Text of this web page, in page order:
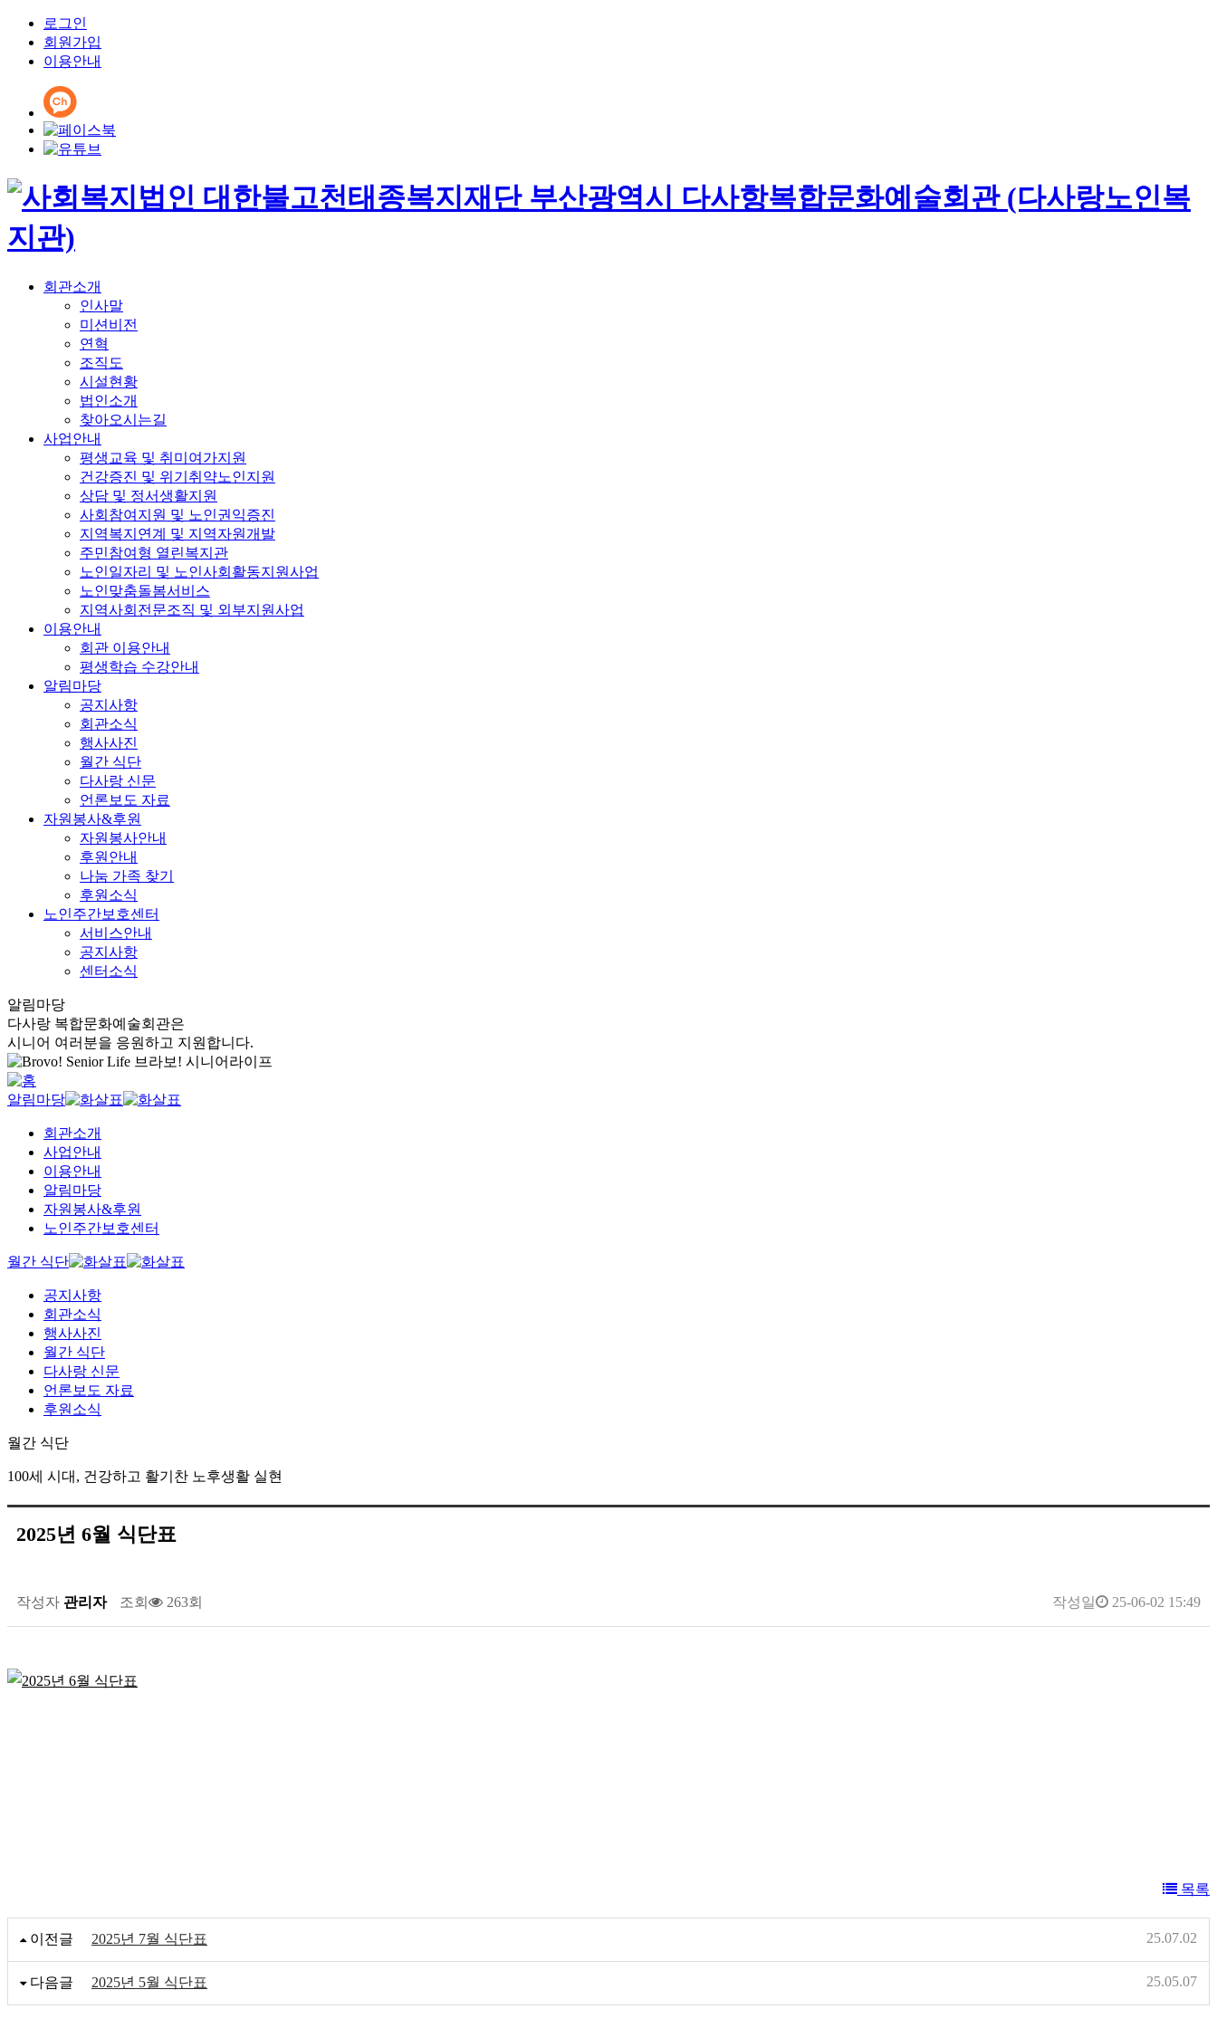
로그인
회원가입
이용안내
회관소개
인사말
미션비전
연혁
조직도
시설현황
법인소개
찾아오시는길
사업안내
평생교육 및 취미여가지원
건강증진 및 위기취약노인지원
상담 및 정서생활지원
사회참여지원 및 노인권익증진
지역복지연계 및 지역자원개발
주민참여형 열린복지관
노인일자리 및 노인사회활동지원사업
노인맞춤돌봄서비스
지역사회전문조직 및 외부지원사업
이용안내
회관 이용안내
평생학습 수강안내
알림마당
공지사항
회관소식
행사사진
월간 식단
다사랑 신문
언론보도 자료
자원봉사&후원
자원봉사안내
후원안내
나눔 가족 찾기
후원소식
노인주간보호센터
서비스안내
공지사항
센터소식
알림마당
다사랑 복합문화예술회관은
시니어 여러분을 응원하고 지원합니다.
알림마당
회관소개
사업안내
이용안내
알림마당
자원봉사&후원
노인주간보호센터
월간 식단
공지사항
회관소식
행사사진
월간 식단
다사랑 신문
언론보도 자료
후원소식
월간 식단
100세 시대, 건강하고 활기찬 노후생활 실현
2025년 6월 식단표
작성자 관리자 조회 263회 작성일 25-06-02 15:49
목록
이전글 2025년 7월 식단표 25.07.02
다음글 2025년 5월 식단표 25.05.07